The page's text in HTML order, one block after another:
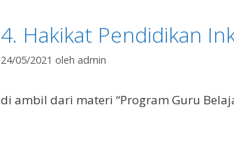
4. Hakikat Pendidikan
24/05/2021 oleh admin
di ambil dari materi “Program Guru